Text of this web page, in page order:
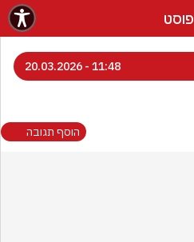
פוסט
11:48 - 20.03.2026
הוסף תגובה